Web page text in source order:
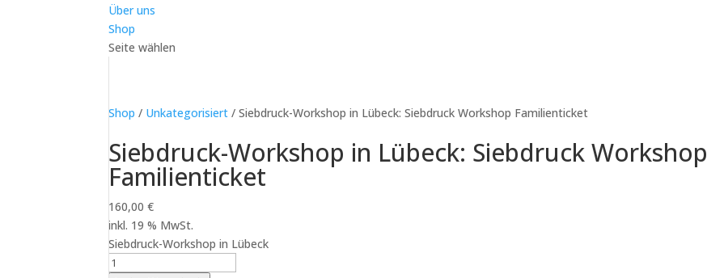
Über uns
Shop
Seite wählen
Shop / Unkategorisiert / Siebdruck-Workshop in Lübeck: Siebdruck Workshop Familienticket
Siebdruck-Workshop in Lübeck: Siebdruck Workshop
Familienticket
160,00€
inkl. 19 % MwSt.
Siebdruck-Workshop in Lübeck
Siebdruck-